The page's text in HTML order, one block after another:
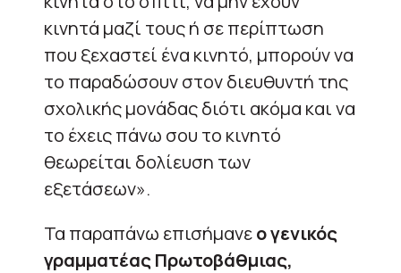
κινητά μαζί τους ή σε περίπτωση
που ξεχαστεί ένα κινητό, μπορούν να
το παραδώσουν στον διευθυντή της
σχολικής μονάδας διότι ακόμα και να
το έχεις πάνω σου το κινητό
θεωρείται δολίευση των
εξετάσεων».
Τα παραπάνω επισήμανεο γενικός
γραμματέας Πρωτοβάθμιας,